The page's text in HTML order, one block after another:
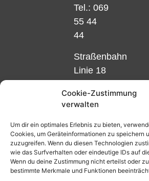
Cookie-Zustimmung
verwalten
Um dir ein optimales Erlebnis zu bieten,
Cookies, um Geräteinformationen zu speichern
zuzugreifen. Wenn du diesen Technologien
wie das Surfverhalten oder eindeutige IDs auf
Wenn du deine Zustimmung nicht erteilst oder
bestimmte Merkmale und Funktionen
Tel.: 069
55 44
44
Straßenbahn
Linie 18
Haltestelle
Beltz-
Platz
oder
Bus Nr.